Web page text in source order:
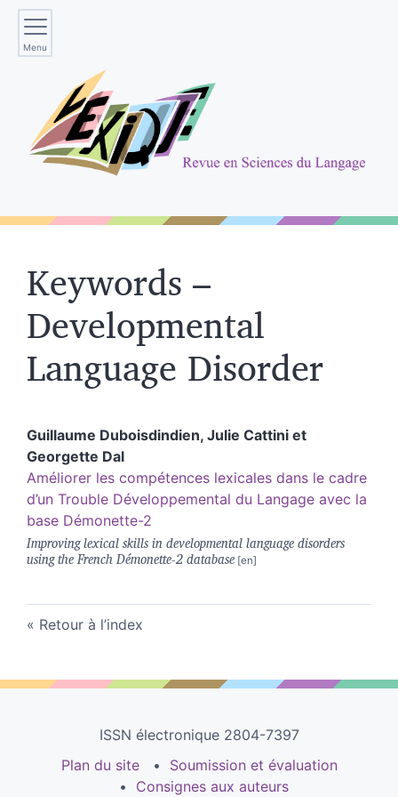
Menu
Keywords –
Developmental
Language Disorder
Guillaume Duboisdindien, Julie Cattini et
Georgette Dal
Améliorer les compétences lexicales dans le cadre
d’un Trouble Développemental du Langage avec la
base Démonette-2
Improving lexical skills in developmental language disorders
using the French Démonette-2 database
Retour à l’index
ISSN électronique 2804-7397
Plan du site
Soumission et évaluation
Consignes aux auteurs